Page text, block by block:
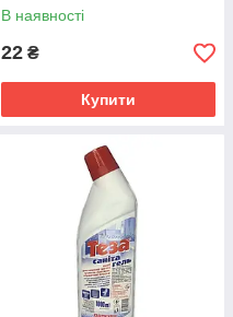
В наявності
22 ₴
Купити